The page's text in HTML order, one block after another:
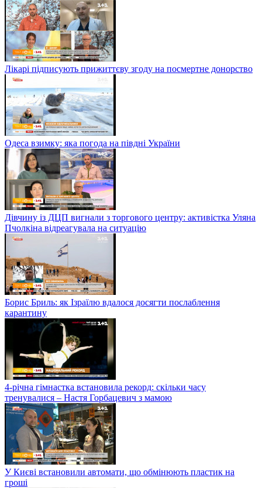
Лікарі підписують прижиттєву згоду на посмертне донорство
Одеса взимку: яка погода на півдні України
Дівчину із ДЦП вигнали з торгового центру: активістка Уляна
Пчолкіна відреагувала на ситуацію
Борис Бриль: як Ізраїлю вдалося досягти послаблення
карантину
4-річна гімнастка встановила рекорд: скільки часу
тренувалися – Настя Горбацевич з мамою
У Києві встановили автомати, що обмінюють пластик на
гроші